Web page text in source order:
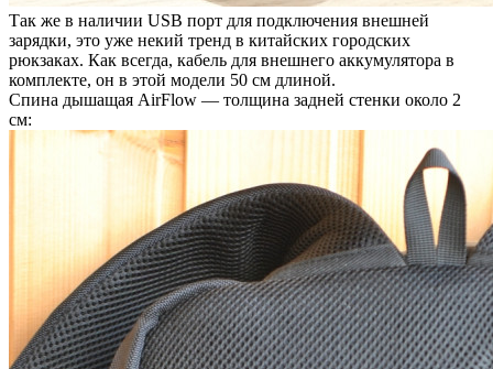
Так же в наличии USB порт для подключения внешней
зарядки, это уже некий тренд в китайских городских
рюкзаках. Как всегда, кабель для внешнего аккумулятора в
комплекте, он в этой модели 50 см длиной.
Спина дышащая AirFlow — толщина задней стенки около 2
см: